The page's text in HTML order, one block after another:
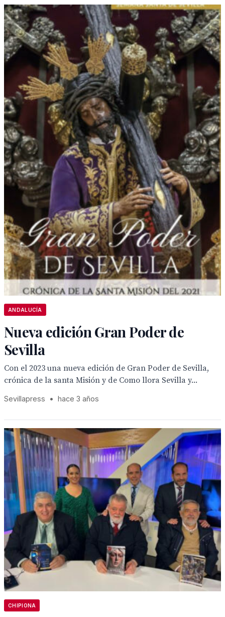
ANDALUCÍA
Nueva edición Gran Poder de
Sevilla
Con el 2023 una nueva edición de Gran Poder de Sevilla,
crónica de la santa Misión y de Como llora Sevilla y...
Sevillapress • hace 3 años
CHIPIONA